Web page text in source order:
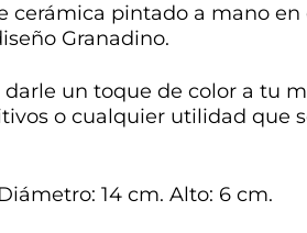
cerámica pintado a mano en
Granadino.
darle un toque de color a tu
o cualquier utilidad que
Diámetro: 14 cm. Alto: 6 cm.